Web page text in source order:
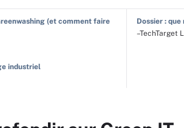
(et comment faire
Dossier :
–TechTarget
industriel